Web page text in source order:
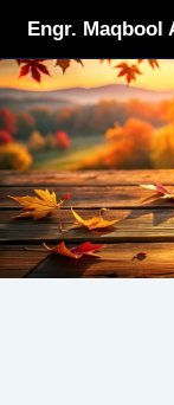
content
Engr. Maqbool